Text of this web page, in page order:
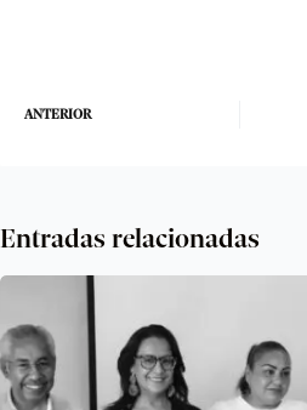
ANTERIOR
Entradas relacionadas